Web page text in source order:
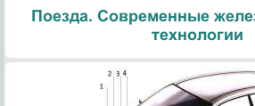
Поезда. Современные
технологии